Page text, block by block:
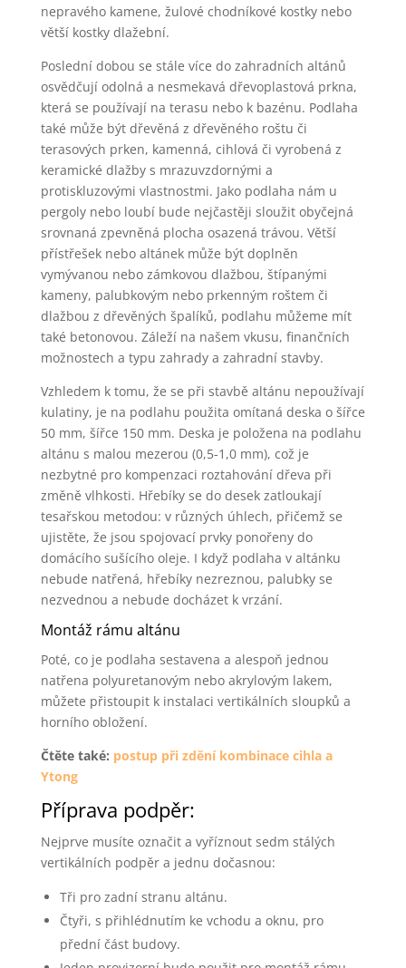
nepravého kamene, žulové chodníkové kostky nebo
větší kostky dlažební.
Poslední dobou se stále více do zahradních altánů
osvědčují odolná a nesmekavá dřevoplastová prkna,
která se používají na terasu nebo k bazénu. Podlaha
také může být dřevěná z dřevěného roštu či
terasových prken, kamenná, cihlová či vyrobená z
keramické dlažby s mrazuvzdornými a
protiskluzovými vlastnostmi. Jako podlaha nám u
pergoly nebo loubí bude nejčastěji sloužit obyčejná
srovnaná zpevněná plocha osazená trávou. Větší
přístřešek nebo altánek může být doplněn
vymývanou nebo zámkovou dlažbou, štípanými
kameny, palubkovým nebo prkenným roštem či
dlažbou z dřevěných špalíků, podlahu můžeme mít
také betonovou. Záleží na našem vkusu, finančních
možnostech a typu zahrady a zahradní stavby.
Vzhledem k tomu, že se při stavbě altánu nepoužívají
kulatiny, je na podlahu použita omítaná deska o šířce
50 mm, šířce 150 mm. Deska je položena na podlahu
altánu s malou mezerou (0,5-1,0 mm), což je
nezbytné pro kompenzaci roztahování dřeva při
změně vlhkosti. Hřebíky se do desek zatloukají
tesařskou metodou: v různých úhlech, přičemž se
ujistěte, že jsou spojovací prvky ponořeny do
domácího sušícího oleje. I když podlaha v altánku
nebude natřená, hřebíky nezreznou, palubky se
nezvednou a nebude docházet k vrzání.
Montáž rámu altánu
Poté, co je podlaha sestavena a alespoň jednou
natřena polyuretanovým nebo akrylovým lakem,
můžete přistoupit k instalaci vertikálních sloupků a
horního obložení.
Čtěte také: postup při zdění kombinace cihla a
Ytong
Příprava podpěr:
Nejprve musíte označit a vyříznout sedm stálých
vertikálních podpěr a jednu dočasnou:
Tři pro zadní stranu altánu.
Čtyři, s přihlédnutím ke vchodu a oknu, pro
přední část budovy.